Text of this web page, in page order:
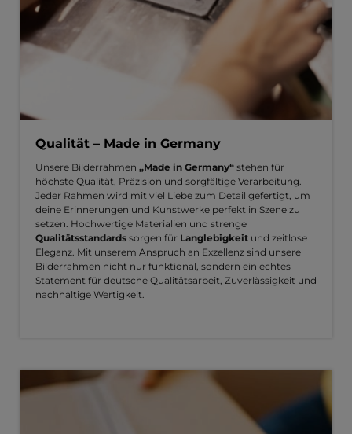
Qualität – Made in Germany
Unsere Bilderrahmen „Made in Germany“ stehen für
höchste Qualität, Präzision und sorgfältige Verarbeitung.
Jeder Rahmen wird mit viel Liebe zum Detail gefertigt, um
deine Erinnerungen und Kunstwerke perfekt in Szene zu
setzen. Hochwertige Materialien und strenge
Qualitätsstandards sorgen für Langlebigkeit und zeitlose
Eleganz. Mit unserem Anspruch an Exzellenz sind unsere
Bilderrahmen nicht nur funktional, sondern ein echtes
Statement für deutsche Qualitätsarbeit, Zuverlässigkeit und
nachhaltige Wertigkeit.